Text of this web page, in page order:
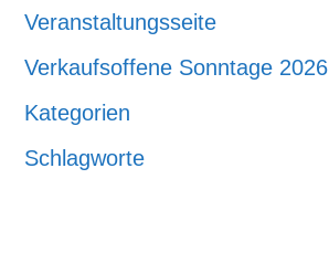
Veranstaltungsseite
Verkaufsoffene Sonntage 2026
Kategorien
Schlagworte